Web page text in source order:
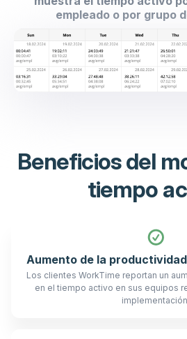
empleado o por grupo
Beneficios del
tiempo
Aumento de la
Los clientes WorkTime reportan un
en el tiempo activo en sus equipos